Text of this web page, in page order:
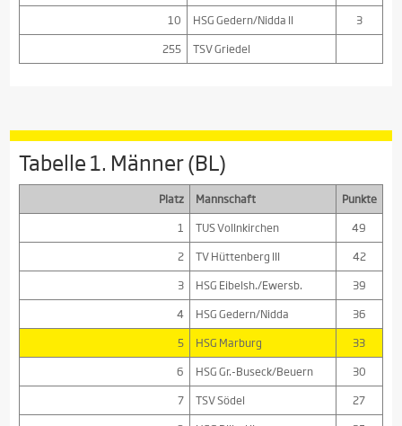
10 HSG Gedern/Nidda II
3
255
TSV Griedel
Tabelle 1. Männer (BL)
Platz Mannschaft
Punkte
1
TUS Vollnkirchen
49
2
TV Hüttenberg III
42
3
HSG Eibelsh./Ewersb.
39
4
HSG Gedern/Nidda
36
5
HSG Marburg
33
6
HSG Gr.-Buseck/Beuern
30
7
TSV Södel
27